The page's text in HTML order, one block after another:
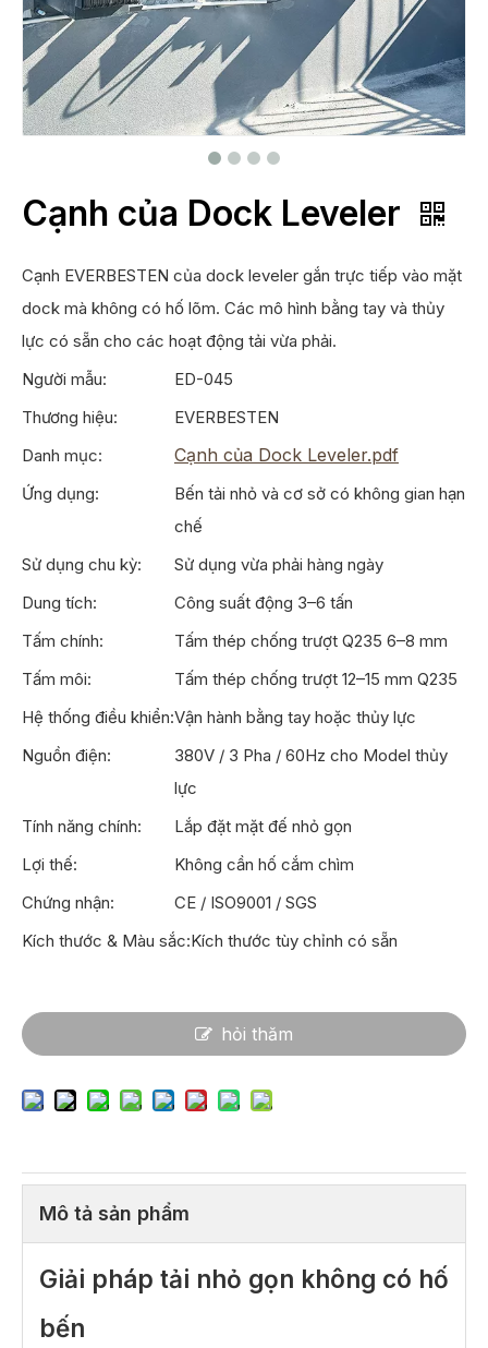
Cạnh của Dock Leveler
Cạnh EVERBESTEN của dock leveler gắn trực tiếp vào mặt
dock mà không có hố lõm. Các mô hình bằng tay và thủy
lực có sẵn cho các hoạt động tải vừa phải.
Người mẫu:
ED-045
Thương hiệu:
EVERBESTEN
Danh mục:
Cạnh của Dock Leveler.pdf
Ứng dụng:
Bến tải nhỏ và cơ sở có không gian hạn
chế
Sử dụng chu kỳ:
Sử dụng vừa phải hàng ngày
Dung tích:
Công suất động 3–6 tấn
Tấm chính:
Tấm thép chống trượt Q235 6–8 mm
Tấm môi:
Tấm thép chống trượt 12–15 mm Q235
Hệ thống điều khiển:Vận hành bằng tay hoặc thủy lực
Nguồn điện:
380V / 3 Pha / 60Hz cho Model thủy
lực
Tính năng chính:
Lắp đặt mặt đế nhỏ gọn
Lợi thế:
Không cần hố cắm chìm
Chứng nhận:
CE / ISO9001 / SGS
Kích thước & Màu sắc:Kích thước tùy chỉnh có sẵn
hỏi thăm
Mô tả sản phẩm
Giải pháp tải nhỏ gọn không có hố
bến